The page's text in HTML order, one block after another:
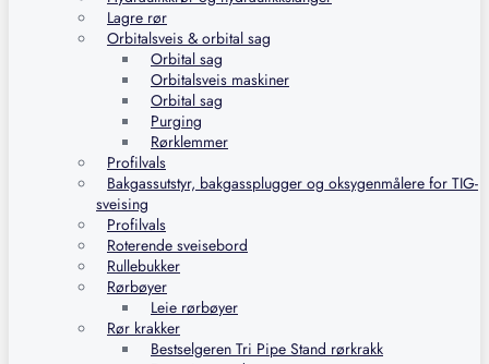
Lagre rør
Orbitalsveis & orbital sag
Orbital sag
Orbitalsveis maskiner
Orbital sag
Purging
Rørklemmer
Profilvals
Bakgassutstyr, bakgassplugger og oksygenmålere for TIG-
sveising
Profilvals
Roterende sveisebord
Rullebukker
Rørbøyer
Leie rørbøyer
Rør krakker
Bestselgeren Tri Pipe Stand rørkrakk